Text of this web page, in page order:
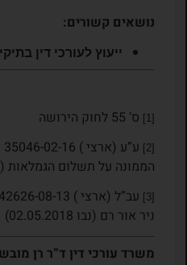
נושאים קשורים:
ייעוץ לעורכי דין
[1] ס’ 55 לחוק הירושה
[2]
הממונה על תשלום הגמלאות (נבו
[3]
ניר אור רם (נבו 02.05.2018)
משרד עורכי דין ד”ר רן